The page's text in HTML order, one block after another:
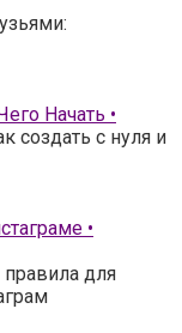
Начать •
создать с нуля и
•
для